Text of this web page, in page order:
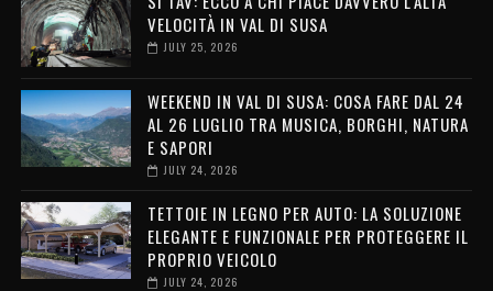
VELOCITÀ IN VAL DI SUSA
JULY 25, 2026
WEEKEND IN VAL DI SUSA: COSA FARE DAL 24
AL 26 LUGLIO TRA MUSICA, BORGHI, NATURA
E SAPORI
JULY 24, 2026
TETTOIE IN LEGNO PER AUTO: LA SOLUZIONE
ELEGANTE E FUNZIONALE PER PROTEGGERE IL
PROPRIO VEICOLO
JULY 24, 2026